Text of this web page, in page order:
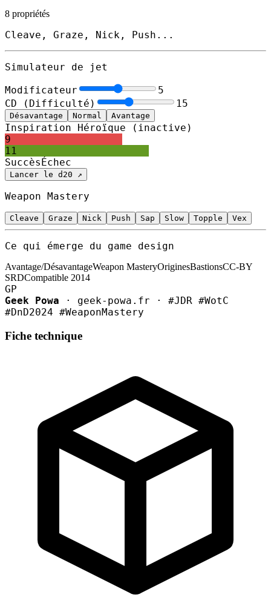
8 propriétés
Cleave, Graze, Nick, Push...
Simulateur de jet
Modificateur
5
CD (Difficulté)
15
Désavantage Normal Avantage
Inspiration Héroïque
(inactive)
9
11
Succès Échec
Lancer le d20 ↗
Weapon Mastery
Cleave Graze Nick Push Sap Slow Topple Vex
Ce qui émerge du game design
Avantage/DésavantageWeapon MasteryOriginesBastionsCC-BY
SRDCompatible 2014
GP
Geek Powa · geek-powa.fr · #JDR #WotC
#DnD2024 #WeaponMastery
Fiche technique